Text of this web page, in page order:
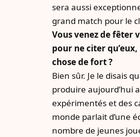
sera aussi
grand match pour le
Vous venez de fêter
pour ne citer
chose de fort ?
Bien sûr. Je le disais
produire aujourd’hui
expérimentés et des
monde parlait d’une
nombre de jeunes